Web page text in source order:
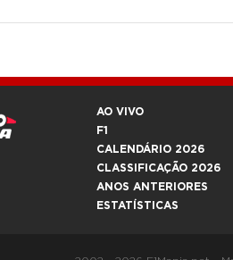
AO VIVO
F1
CALENDÁRIO 2026
CLASSIFICAÇÃO 2026
ANOS ANTERIORES
ESTATÍSTICAS